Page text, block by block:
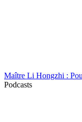
Maître Li Hongzhi :
Podcasts